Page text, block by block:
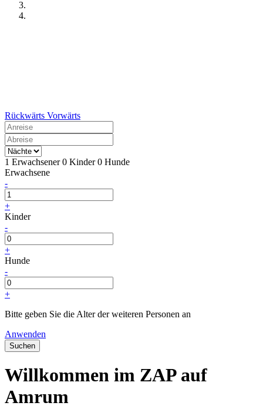
Rückwärts Vorwärts
1 Erwachsener 0 Kinder 0 Hunde
Erwachsene
-
+
Kinder
-
+
Hunde
-
+
Bitte geben Sie die Alter der weiteren Personen an
Anwenden
Suchen
Willkommen im ZAP auf
Amrum